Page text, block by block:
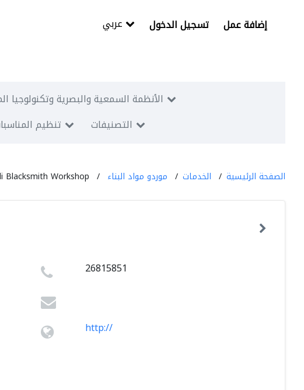
تسجيل الدخول إضافة عمل
الأنظمة السمعية والبصرية وتكنولوجيا
تنظيم التصنيفات
الصفحة الرئيسية الخدمات موردو مواد البناء Blacksmith Workshop
26815851
http://